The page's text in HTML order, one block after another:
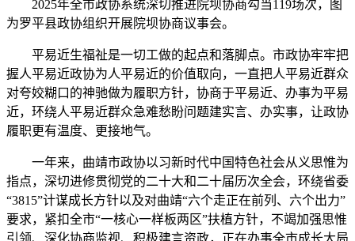
2025年全市政协系统深切推进院坝协商勾当119场次，图
为罗平县政协组织开展院坝协商议事会。
平易近生福祉是一切工做的起点和落脚点。市政协牢牢把
握人平易近政协为人平易近的价值取向，一直把人平易近群众
对夸姣糊口的神驰做为履职方针，协商于平易近、办事为平易
近，环绕人平易近群众急难愁盼问题建实言、办实事，让政协
履职更有温度、更接地气。
一年来，曲靖市政协以习新时代中国特色社会从义思惟为
指点，深切进修贯彻党的二十大和二十届历次全会，环绕省委
“3815”计谋成长方针以及对曲靖“六个走正在前列、六个出力”
要求，紧扣全市“一核心一样板两区”扶植方针，不竭加强思惟
引领、深化协商监视、积极建言资政，正在办事全市成长大局